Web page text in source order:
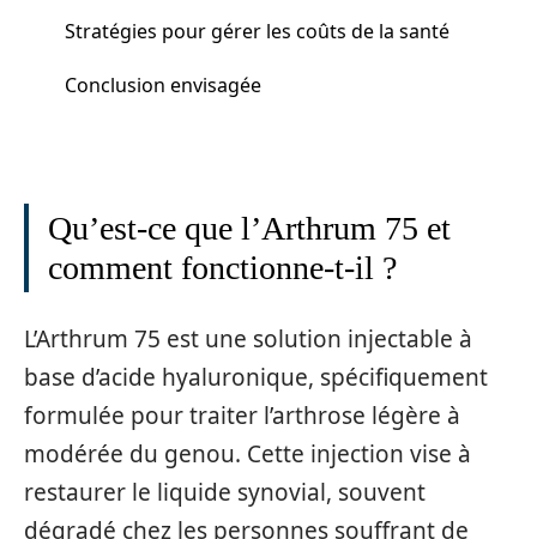
Stratégies pour gérer les coûts de la santé
Conclusion envisagée
Qu’est-ce que l’Arthrum 75 et
comment fonctionne-t-il ?
L’Arthrum 75 est une solution injectable à
base d’acide hyaluronique, spécifiquement
formulée pour traiter l’arthrose légère à
modérée du genou. Cette injection vise à
restaurer le liquide synovial, souvent
dégradé chez les personnes souffrant de